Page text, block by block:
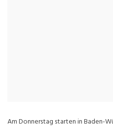
Am Donnerstag starten in Baden-